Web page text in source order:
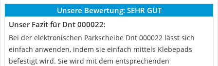
Unsere Bewertung: SEHR GUT
Unser Fazit für Dnt 000022:
Bei der elektronischen Parkscheibe Dnt 000022 lässt sich
einfach anwenden, indem sie einfach mittels Klebepads
befestigt wird. Sie wird mit dem entsprechenden